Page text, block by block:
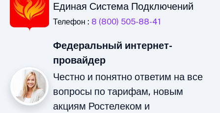
Единая Система Подключений
Телефон : 8 (800) 505-88-41
Федеральный интернет-
провайдер
Честно и понятно ответим на все
вопросы по тарифам, новым
акциям Ростелеком и